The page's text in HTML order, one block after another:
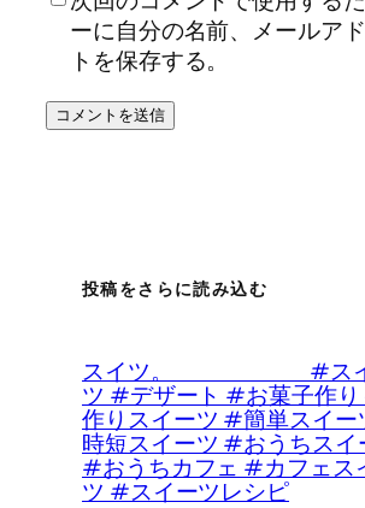
ーに自分の名前、メールア
トを保存する。
投稿をさらに読み込む
スイツ。 #スイ
ツ #デザート #お菓子作
作りスイーツ #簡単スイ
時短スイーツ #おうちスイ
#おうちカフェ #カフェス
ツ #スイーツレシピ